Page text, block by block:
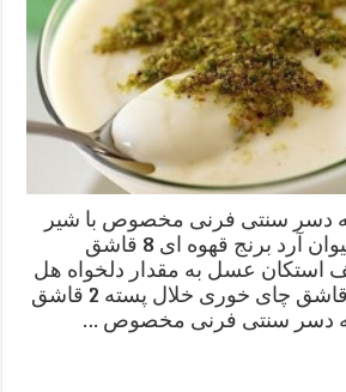
دسر سنتی فرنی مخصوص با شیر
بادام : شیر بادام 4 لیوان آرد برنج قهوه ای 8 قاشق
استکان عسل به مقدار دلخواه هل
سبز ساییده شده 1 قاشق چای خوری خلال پسته 2 قاشق
دسر سنتی فرنی مخصوص …